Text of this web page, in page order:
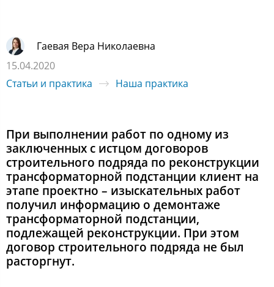
Гаевая Вера Николаевна
15.04.2020
Статьи и практика
Наша практика
При выполнении работ по одному из
заключенных с истцом договоров
строительного подряда по реконструкции
трансформаторной подстанции клиент на
этапе проектно – изыскательных работ
получил информацию о демонтаже
трансформаторной подстанции,
подлежащей реконструкции. При этом
договор строительного подряда не был
расторгнут.